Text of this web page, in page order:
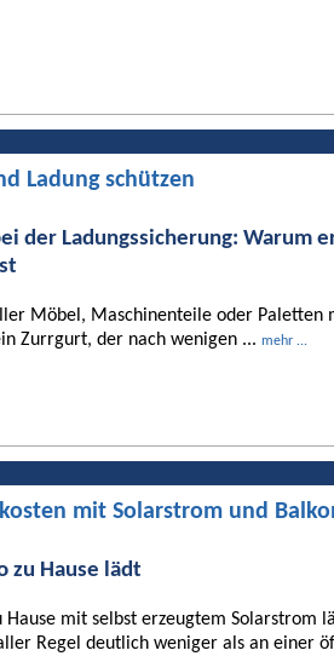
Ladung schützen
der Ladungssicherung: Warum
Möbel, Maschinenteile oder
Zurrgurt, der nach wenigen ... mehr ...
mit Solarstrom und
zu Hause lädt
Hause mit selbst erzeugtem Solarstrom
Regel deutlich weniger als an einer